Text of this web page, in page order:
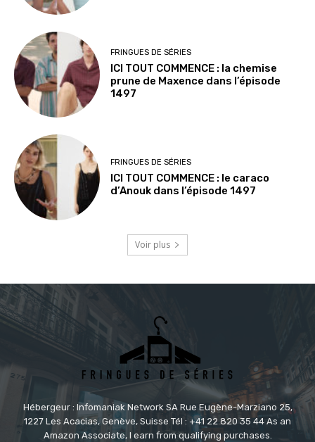
FRINGUES DE SÉRIES
ICI TOUT COMMENCE : la chemise
prune de Maxence dans l’épisode
1497
FRINGUES DE SÉRIES
ICI TOUT COMMENCE : le caraco
d’Anouk dans l’épisode 1497
Voir plus
Hébergeur : Infomaniak Network SA Rue Eugène-Marziano 25,
1227 Les Acacias, Genève, Suisse Tél : +41 22 820 35 44 As an
Amazon Associate, I earn from qualifying purchases.